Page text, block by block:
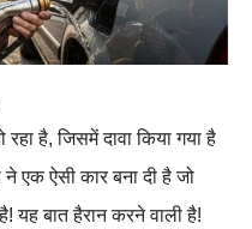
रहा है, जिसमें दावा किया गया है
ने एक ऐसी कार बना दी है जो
यह बात हैरान करने वाली है!